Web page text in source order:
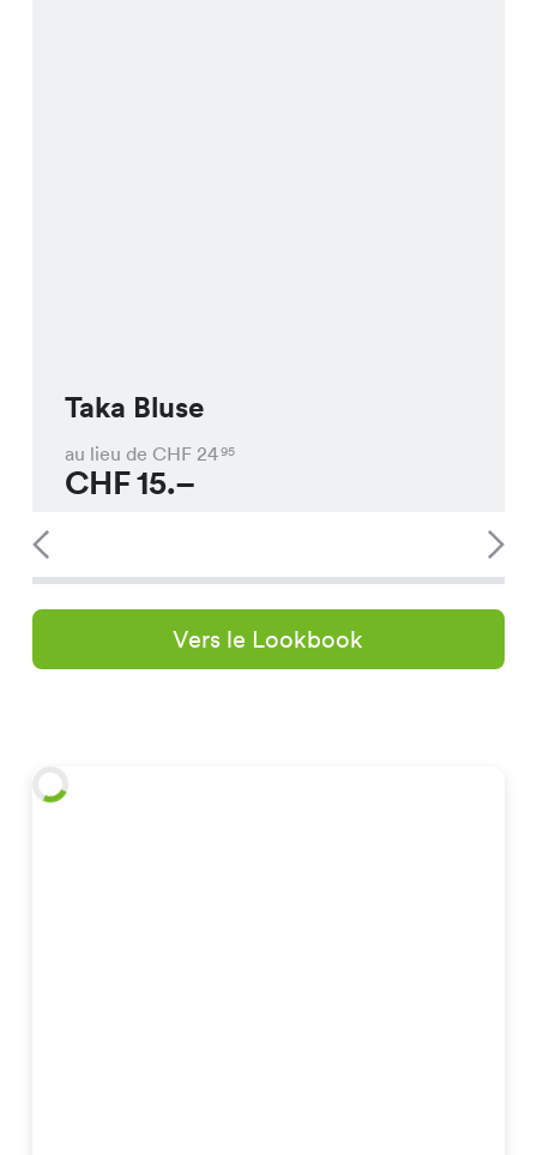
Taka Bluse
au lieu de CHF 2495
CHF15.–
Vers le Lookbook